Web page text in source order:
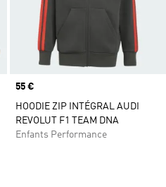
Prix
55 €
HOODIE ZIP INTÉGRAL AUDI
REVOLUT F1 TEAM DNA
Enfants Performance